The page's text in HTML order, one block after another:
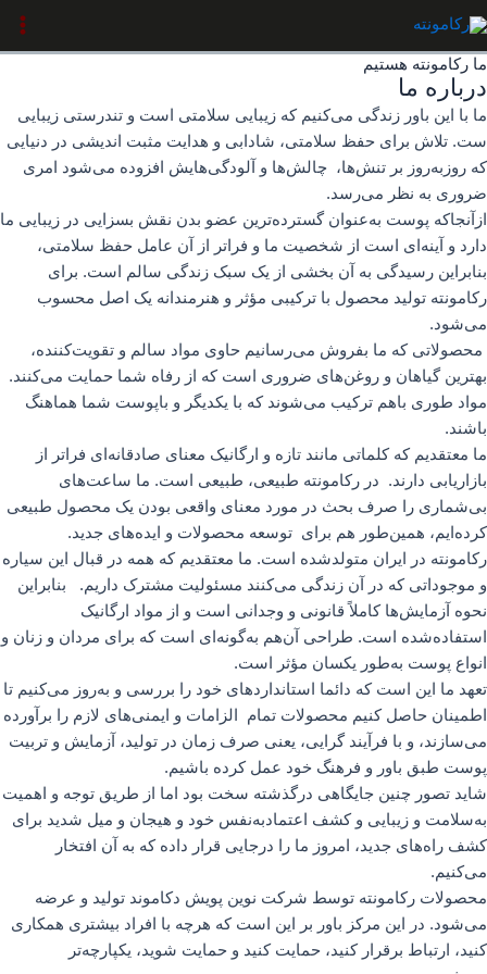
به
محتوا
ما رکامونته هستیم
درباره ما
ما با این باور زندگی می‌کنیم که زیبایی سلامتی است و تندرستی زیبایی
ست. تلاش برای حفظ سلامتی، شادابی و هدایت مثبت اندیشی در دنیایی
که روزبه‌روز بر تنش‌ها، چالش‌ها و آلودگی‌هایش افزوده می‌شود امری
ضروری به نظر می‌رسد.
ازآنجاکه پوست به‌عنوان گسترده‌ترین عضو بدن نقش بسزایی در زیبایی ما
دارد و آینه‌ای است از شخصیت ما و فراتر از آن عامل حفظ سلامتی،
بنابراین رسیدگی به آن بخشی از یک سبک زندگی سالم است. برای
رکامونته تولید محصول با ترکیبی مؤثر و هنرمندانه یک اصل محسوب
می‌شود.
محصولاتی که ما بفروش می‌رسانیم حاوی مواد سالم و تقویت‌کننده،
بهترین گیاهان و روغن‌های ضروری است که از رفاه شما حمایت می‌کنند.
مواد طوری باهم ترکیب می‌شوند که با یکدیگر و باپوست شما هماهنگ
باشند.
ما معتقدیم که کلماتی مانند تازه و ارگانیک معنای صادقانه‌ای فراتر از
بازاریابی دارند. در رکامونته طبیعی، طبیعی است. ما ساعت‌های
بی‌شماری را صرف بحث در مورد معنای واقعی بودن یک محصول طبیعی
کرده‌ایم، همین‌طور هم برای توسعه محصولات و ایده‌های جدید.
رکامونته در ایران متولدشده است. ما معتقدیم که همه در قبال این سیاره
و موجوداتی که در آن زندگی می‌کنند مسئولیت مشترک داریم. بنابراین
نحوه آزمایش‌ها کاملاً قانونی و وجدانی است و از مواد ارگانیک
استفاده‌شده است. طراحی آن‌هم به‌گونه‌ای است که برای مردان و زنان و
انواع پوست به‌طور یکسان مؤثر است.
تعهد ما این است که دائما استانداردهای خود را بررسی و به‌روز می‌کنیم تا
اطمینان حاصل کنیم محصولات تمام الزامات و ایمنی‌های لازم را برآورده
می‌سازند، و با فرآیند گرایی، یعنی صرف زمان در تولید، آزمایش و تربیت
پوست طبق باور و فرهنگ خود عمل کرده باشیم.
شاید تصور چنین جایگاهی درگذشته سخت بود اما از طریق توجه و اهمیت
به‌سلامت و زیبایی و کشف اعتمادبه‌نفس خود و هیجان و میل شدید برای
کشف راه‌های جدید، امروز ما را درجایی قرار داده که به آن افتخار
می‌کنیم.
محصولات رکامونته توسط شرکت نوین پویش دکاموند تولید و عرضه
می‌شود. در این مرکز باور بر این است که هرچه با افراد بیشتری همکاری
کنید، ارتباط برقرار کنید، حمایت کنید و حمایت شوید، یکپارچه‌تر